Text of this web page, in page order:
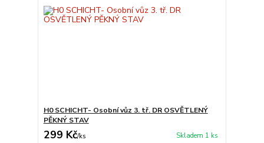
H0 SCHICHT- Osobní vůz 3. tř. DR OSVĚTLENÝ
PĚKNÝ STAV
299 Kč/ks Skladem 1 ks